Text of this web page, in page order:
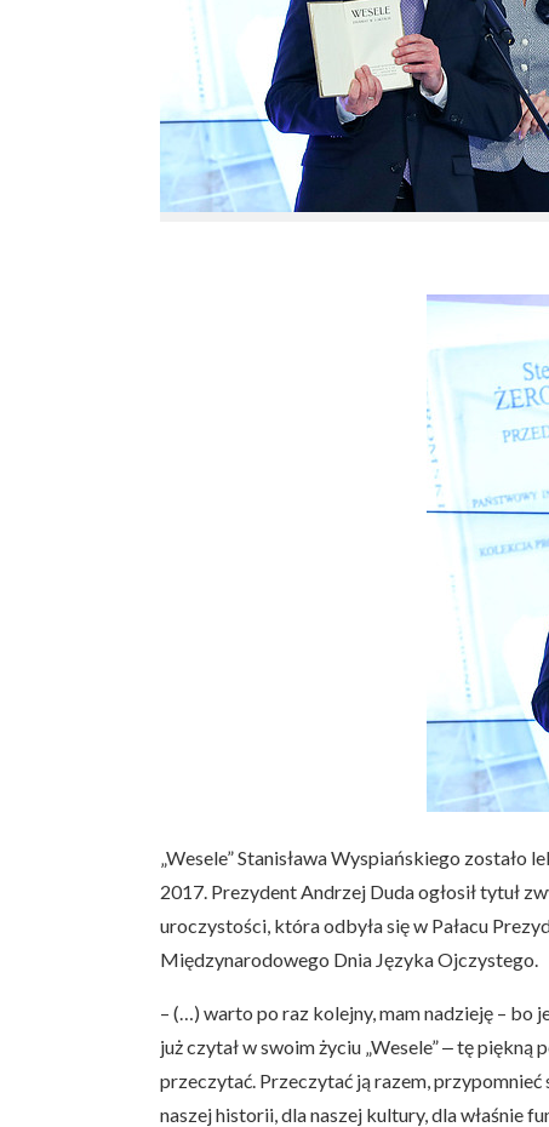
„Wesele” Stanisława Wyspiańskiego zostało
2017. Prezydent Andrzej Duda ogłosił tytuł
uroczystości, która odbyła się w Pałacu
Międzynarodowego Dnia Języka Ojczystego.
– (…) warto po raz kolejny, mam nadzieję – bo
już czytał w swoim życiu „Wesele” ‒ tę
przeczytać. Przeczytać ją razem,
naszej historii, dla naszej kultury, dla właśnie